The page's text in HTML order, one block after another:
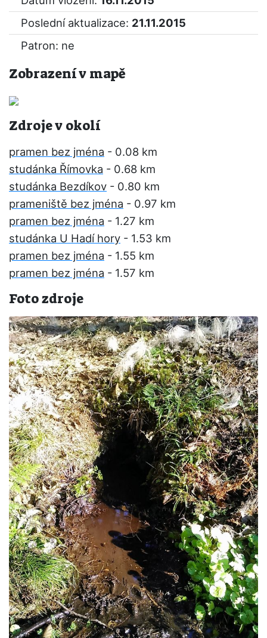
Poslední aktualizace: 21.11.2015
Patron: ne
Zobrazení v mapě
Zdroje v okolí
pramen bez jména - 0.08 km
studánka Římovka - 0.68 km
studánka Bezdíkov - 0.80 km
prameniště bez jména - 0.97 km
pramen bez jména - 1.27 km
studánka U Hadí hory - 1.53 km
pramen bez jména - 1.55 km
pramen bez jména - 1.57 km
Foto zdroje